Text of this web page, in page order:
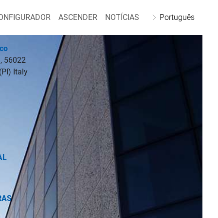
ASCENDER NOTÍCIAS Português
56022
Italy